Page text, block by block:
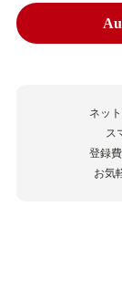
ネッ
ス
登録
お気